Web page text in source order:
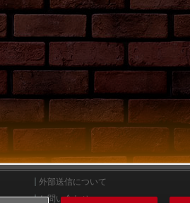
外部送信について
お問い合わせ